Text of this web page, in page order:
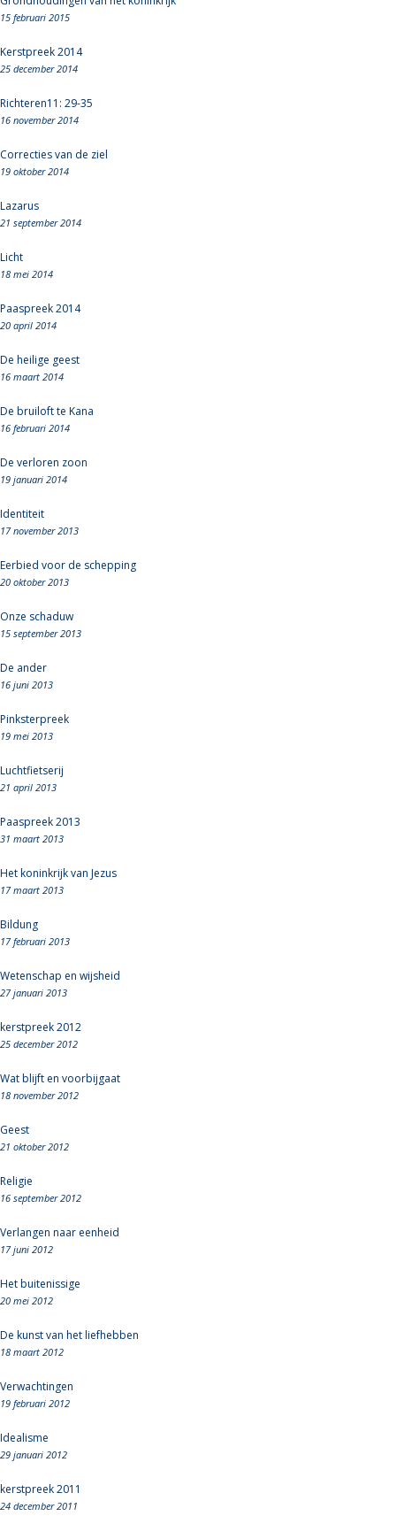
15 februari 2015
Kerstpreek 2014
25 december 2014
Richteren11: 29-35
16 november 2014
Correcties van de ziel
19 oktober 2014
Lazarus
21 september 2014
Licht
18 mei 2014
Paaspreek 2014
20 april 2014
De heilige geest
16 maart 2014
De bruiloft te Kana
16 februari 2014
De verloren zoon
19 januari 2014
Identiteit
17 november 2013
Eerbied voor de schepping
20 oktober 2013
Onze schaduw
15 september 2013
De ander
16 juni 2013
Pinksterpreek
19 mei 2013
Luchtfietserij
21 april 2013
Paaspreek 2013
31 maart 2013
Het koninkrijk van Jezus
17 maart 2013
Bildung
17 februari 2013
Wetenschap en wijsheid
27 januari 2013
kerstpreek 2012
25 december 2012
Wat blijft en voorbijgaat
18 november 2012
Geest
21 oktober 2012
Religie
16 september 2012
Verlangen naar eenheid
17 juni 2012
Het buitenissige
20 mei 2012
De kunst van het liefhebben
18 maart 2012
Verwachtingen
19 februari 2012
Idealisme
29 januari 2012
kerstpreek 2011
24 december 2011